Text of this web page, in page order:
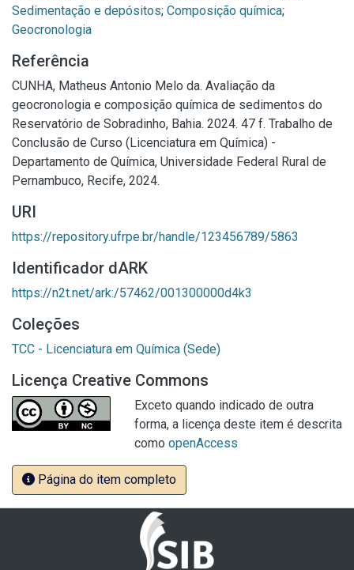
Sedimentação e depósitos; Composição química;
Geocronologia
Referência
CUNHA, Matheus Antonio Melo da. Avaliação da
geocronologia e composição química de sedimentos do
Reservatório de Sobradinho, Bahia. 2024. 47 f. Trabalho de
Conclusão de Curso (Licenciatura em Química) -
Departamento de Química, Universidade Federal Rural de
Pernambuco, Recife, 2024.
URI
https://repository.ufrpe.br/handle/123456789/5863
Identificador dARK
https://n2t.net/ark:/57462/001300000d4k3
Coleções
TCC - Licenciatura em Química (Sede)
Licença Creative Commons
Exceto quando indicado de outra
forma, a licença deste item é descrita
como openAccess
Página do item completo